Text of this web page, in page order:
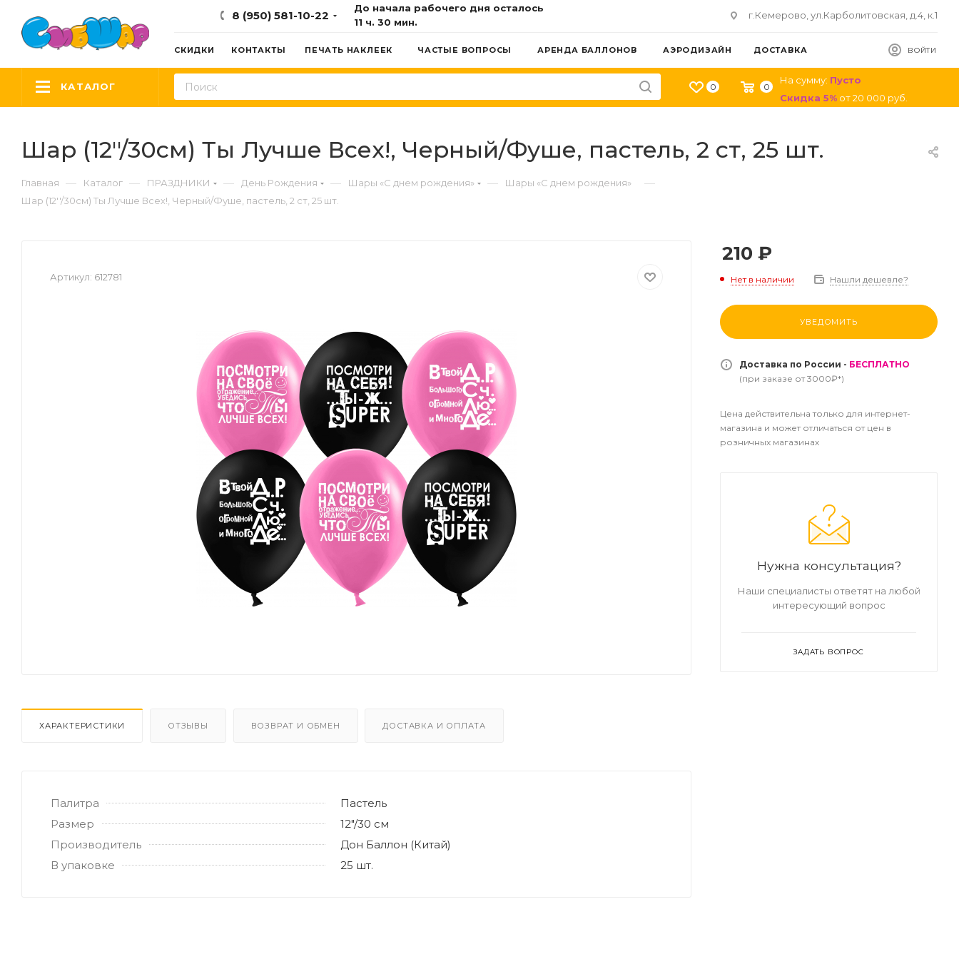
8 (950) 581-10-22
До начала рабочего дня осталось
11 ч. 30 мин.
г.Кемерово, ул.Карболитовская, д.4, к.1
ВОЙТИ
СКИДКИ КОНТАКТЫ ПЕЧАТЬ НАКЛЕЕК ЧАСТЫЕ ВОПРОСЫ АРЕНДА БАЛЛОНОВ АЭРОДИЗАЙН ДОСТАВКА
0 0
На сумму: Пусто
Скидка 5% от20 000 руб.
КАТАЛОГ
Шар (12''/30см) Ты Лучше Всех!, Черный/Фуше, пастель, 2 ст, 25 шт.
Главная — Каталог — ПРАЗДНИКИ — День Рождения — Шары «С днем рождения» — Шары «С днем рождения» —
Шар (12''/30см) Ты Лучше Всех!, Черный/Фуше, пастель, 2 ст, 25 шт.
Артикул: 612781
ХАРАКТЕРИСТИКИ ОТЗЫВЫ ВОЗВРАТ И ОБМЕН ДОСТАВКА И ОПЛАТА
Палитра
Пастель
Размер
12"/30 см
Производитель
Дон Баллон (Китай)
В упаковке
25 шт.
210 ₽
Нет в наличии Нашли дешевле?
УВЕДОМИТЬ
Доставка по России - БЕСПЛАТНО
(при заказе от 3000₽*)
Цена действительна только для интернет-
магазина и может отличаться от цен в
розничных магазинах
Нужна консультация?
Наши специалисты ответят на любой
интересующий вопрос
ЗАДАТЬ ВОПРОС